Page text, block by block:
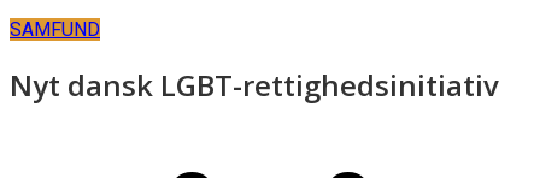
SAMFUND
Nyt dansk LGBT-rettighedsinitiativ